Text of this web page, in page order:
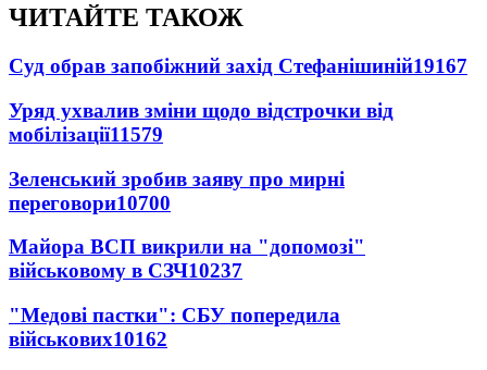
ЧИТАЙТЕ ТАКОЖ
Суд обрав запобіжний захід Стефанішиній19167
Уряд ухвалив зміни щодо відстрочки від
мобілізації11579
Зеленський зробив заяву про мирні
переговори10700
Майора ВСП викрили на "допомозі"
військовому в СЗЧ10237
"Медові пастки": СБУ попередила
військових10162